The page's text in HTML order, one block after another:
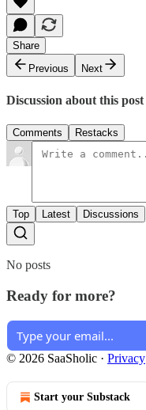
Share
Previous
Next
Discussion about this post
Comments Restacks
Top Latest Discussions
No posts
Ready for more?
© 2026 SaaSholic · Privacy
Start your Substack